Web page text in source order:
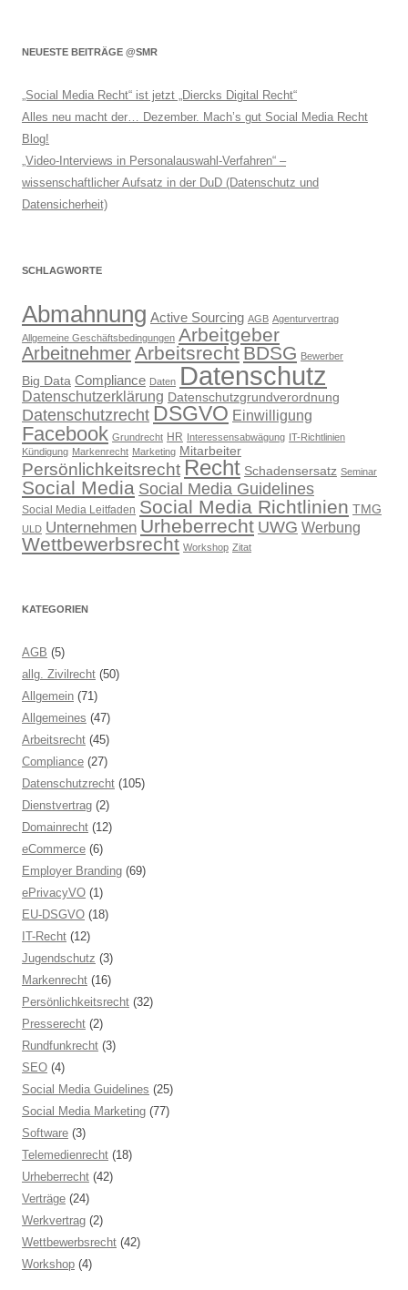
NEUESTE BEITRÄGE @SMR
„Social Media Recht“ ist jetzt „Diercks Digital Recht“
Alles neu macht der… Dezember. Mach’s gut Social Media Recht
Blog!
„Video-Interviews in Personalauswahl-Verfahren“ –
wissenschaftlicher Aufsatz in der DuD (Datenschutz und
Datensicherheit)
SCHLAGWORTE
Abmahnung Active Sourcing AGB Agenturvertrag
Allgemeine Geschäftsbedingungen Arbeitgeber
ArbeitnehmerArbeitsrecht BDSG Bewerber
Big Data Compliance Daten Datenschutz
Datenschutzerklärung Datenschutzgrundverordnung
Datenschutzrecht DSGVO Einwilligung
Facebook Grundrecht HR Interessensabwägung IT-Richtlinien
Kündigung Markenrecht Marketing Mitarbeiter
Persönlichkeitsrecht Recht Schadensersatz Seminar
Social Media Social Media Guidelines
Social Media Leitfaden Social Media Richtlinien TMG
ULD Unternehmen Urheberrecht UWG Werbung
Wettbewerbsrecht Workshop Zitat
KATEGORIEN
AGB (5)
allg. Zivilrecht (50)
Allgemein (71)
Allgemeines (47)
Arbeitsrecht (45)
Compliance (27)
Datenschutzrecht (105)
Dienstvertrag (2)
Domainrecht (12)
eCommerce (6)
Employer Branding (69)
ePrivacyVO (1)
EU-DSGVO (18)
IT-Recht (12)
Jugendschutz (3)
Markenrecht (16)
Persönlichkeitsrecht (32)
Presserecht (2)
Rundfunkrecht (3)
SEO (4)
Social Media Guidelines (25)
Social Media Marketing (77)
Software (3)
Telemedienrecht (18)
Urheberrecht (42)
Verträge (24)
Werkvertrag (2)
Wettbewerbsrecht (42)
Workshop (4)